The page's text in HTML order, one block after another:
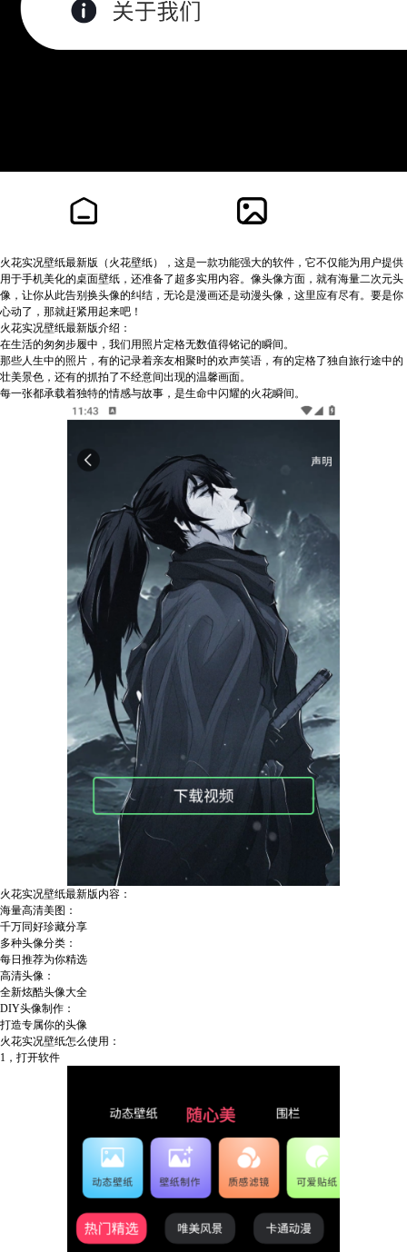
火花实况壁纸最新版（火花壁纸），这是一款功能强大的软件，它不仅能为用户提供
用于手机美化的桌面壁纸，还准备了超多实用内容。像头像方面，就有海量二次元头
像，让你从此告别换头像的纠结，无论是漫画还是动漫头像，这里应有尽有。要是你
心动了，那就赶紧用起来吧！
火花实况壁纸最新版介绍：
在生活的匆匆步履中，我们用照片定格无数值得铭记的瞬间。
那些人生中的照片，有的记录着亲友相聚时的欢声笑语，有的定格了独自旅行途中的
壮美景色，还有的抓拍了不经意间出现的温馨画面。
每一张都承载着独特的情感与故事，是生命中闪耀的火花瞬间。
火花实况壁纸最新版内容：
海量高清美图：
千万同好珍藏分享
多种头像分类：
每日推荐为你精选
高清头像：
全新炫酷头像大全
DIY头像制作：
打造专属你的头像
火花实况壁纸怎么使用：
1，打开软件